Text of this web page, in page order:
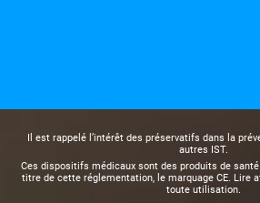
Il est rappelé l’intérêt des préservatifs dans la
autres IST.
Ces dispositifs médicaux sont des produits de
titre de cette réglementation, le marquage CE. Lire
toute utilisation.